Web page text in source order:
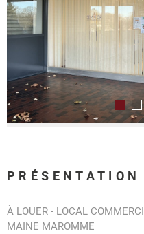
PRÉSENTATION
À LOUER - LOCAL
MAINE MAROMME